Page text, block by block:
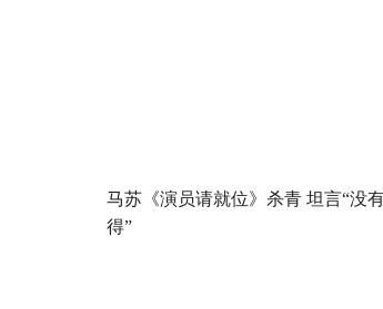
马苏《演员请就位》杀青 坦言“没
得”